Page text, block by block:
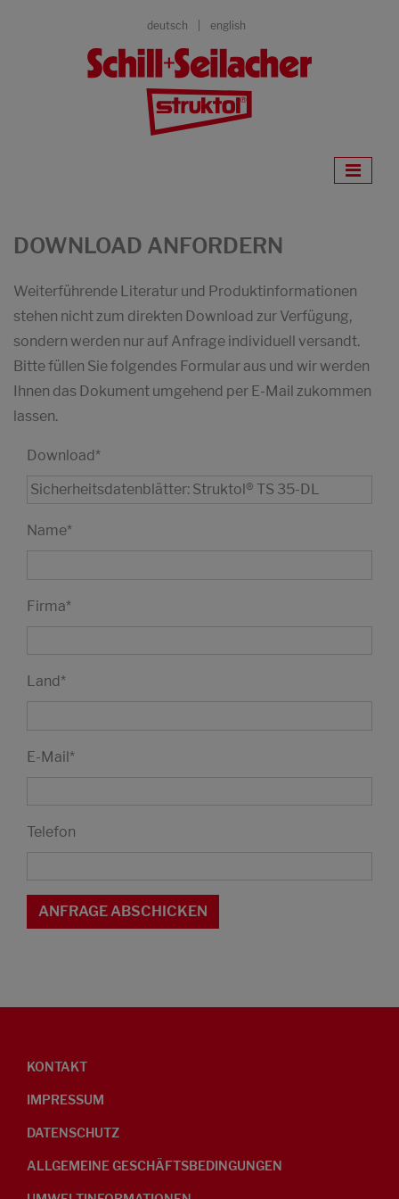
deutsch english
DOWNLOAD ANFORDERN
Weiterführende Literatur und Produktinformationen
stehen nicht zum direkten Download zur Verfügung,
sondern werden nur auf Anfrage individuell versandt.
Bitte füllen Sie folgendes Formular aus und wir werden
Ihnen das Dokument umgehend per E-Mail zukommen
lassen.
Download*
Name*
Firma*
Land*
E-Mail*
Telefon
KONTAKT
IMPRESSUM
DATENSCHUTZ
ALLGEMEINE GESCHÄFTSBEDINGUNGEN